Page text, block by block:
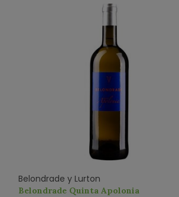
Belondrade y Lurton
Belondrade Quinta Apolonia